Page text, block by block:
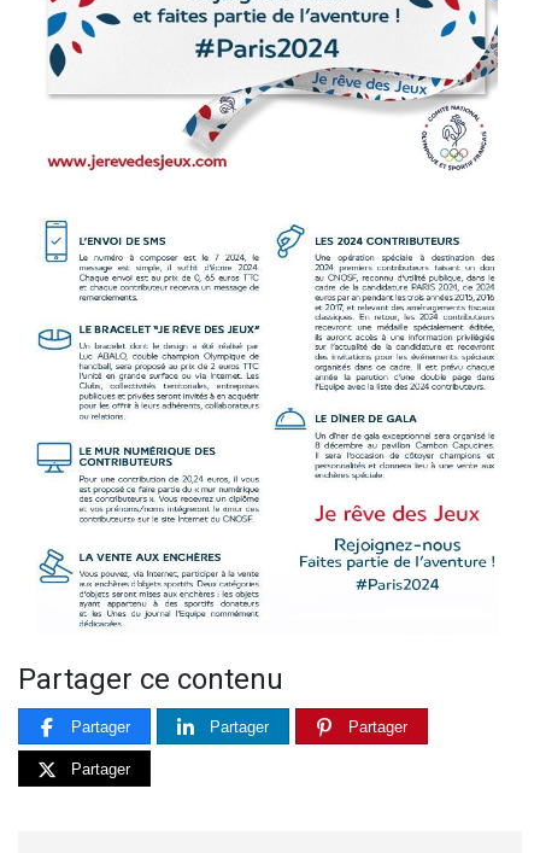
Partager ce contenu
Partager Partager Partager
Partager